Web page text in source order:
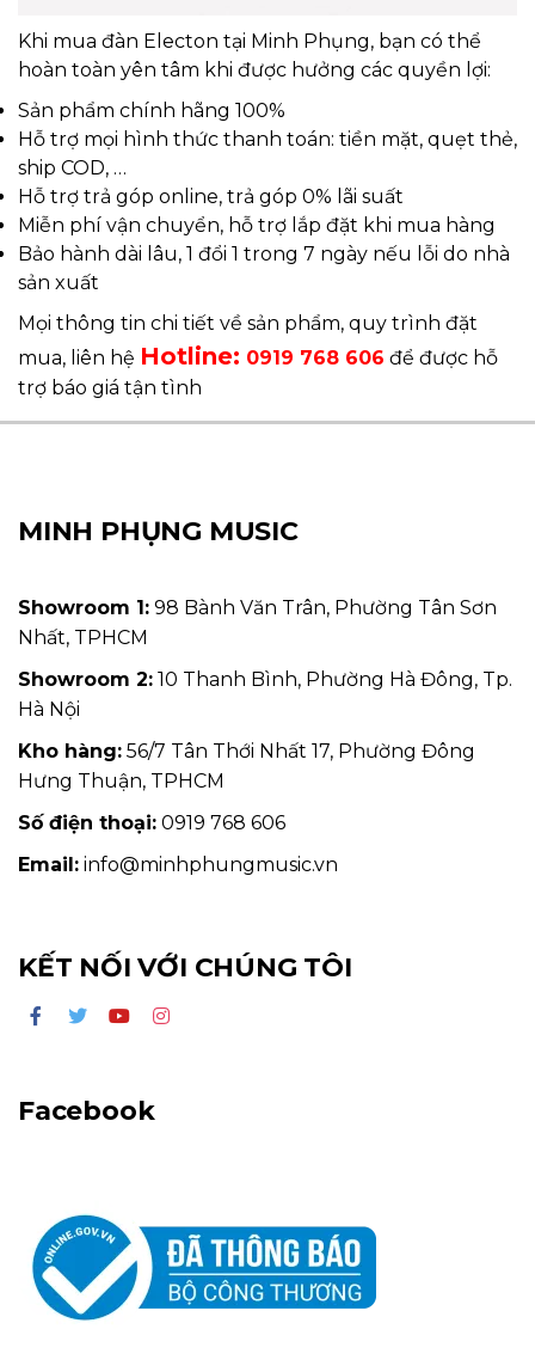
Khi mua đàn Electon tại Minh Phụng, bạn có thể
hoàn toàn yên tâm khi được hưởng các quyền lợi:
Sản phẩm chính hãng 100%
Hỗ trợ mọi hình thức thanh toán: tiền mặt, quẹt thẻ,
ship COD, …
Hỗ trợ trả góp online, trả góp 0% lãi suất
Miễn phí vận chuyển, hỗ trợ lắp đặt khi mua hàng
Bảo hành dài lâu, 1 đổi 1 trong 7 ngày nếu lỗi do nhà
sản xuất
Mọi thông tin chi tiết về sản phẩm, quy trình đặt
mua, liên hệ Hotline: 0919 768 606 để được hỗ
trợ báo giá tận tình
MINH PHỤNG MUSIC
Showroom 1: 98 Bành Văn Trân, Phường Tân Sơn
Nhất, TPHCM
Showroom 2: 10 Thanh Bình, Phường Hà Đông, Tp.
Hà Nội
Kho hàng: 56/7 Tân Thới Nhất 17, Phường Đông
Hưng Thuận, TPHCM
Số điện thoại: 0919 768 606
Email: info@minhphungmusic.vn
KẾT NỐI VỚI CHÚNG TÔI
Facebook